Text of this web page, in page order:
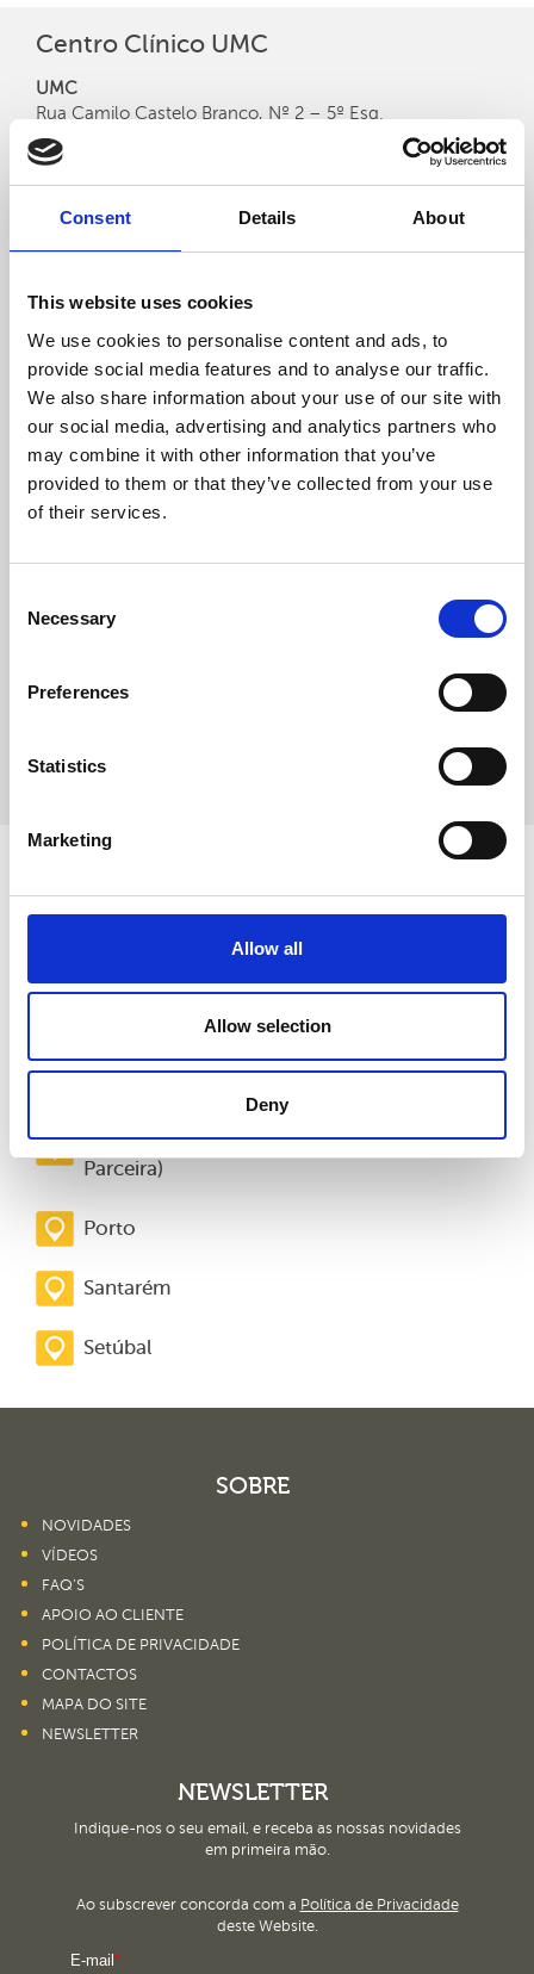
Consent Details About
This website uses cookies
We use cookies to personalise content and ads, to
provide social media features and to analyse our traffic.
We also share information about your use of our site with
our social media, advertising and analytics partners who
may combine it with other information that you’ve
provided to them or that they’ve collected from your use
of their services.
Selection
Necessary
Preferences
Statistics
Marketing
Allow all
Allow selection
Deny
Centro Clínico UMC
UMC
Rua Camilo Castelo Branco, Nº 2 – 5º Esq.
1150-084 Lisboa
Horário
Segunda-feira a Sexta-feira - 09h00 às 16h00
Idiomas disponíveis:
Português, Inglês
Coordenadas:
38°43'28.0"N 9°08'48.9"W
963 620 584 (Chamada para a rede móvel
Odivelas (Clínica
Parceira)
Porto
Santarém
Setúbal
SOBRE
NOVIDADES
VÍDEOS
FAQ’S
APOIO AO CLIENTE
POLÍTICA DE PRIVACIDADE
CONTACTOS
MAPA DO SITE
NEWSLETTER
NEWSLETTER
Indique-nos o seu email, e receba as nossas novidades
em primeira mão.
Ao subscrever concorda com a Política de Privacidade
deste Website.